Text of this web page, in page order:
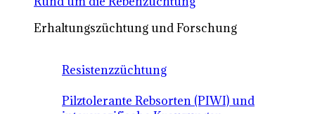
Erhaltungszüchtung und Forschung
Resistenzzüchtung
Pilztolerante Rebsorten (PIWI) und